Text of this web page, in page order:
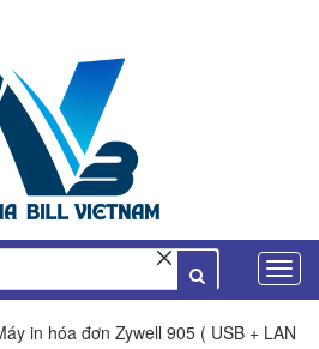
in hóa đơn Zywell 905 ( USB + LAN